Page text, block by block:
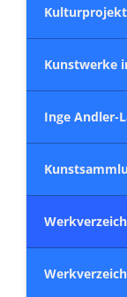
Kunstwerke
Inge Andler-